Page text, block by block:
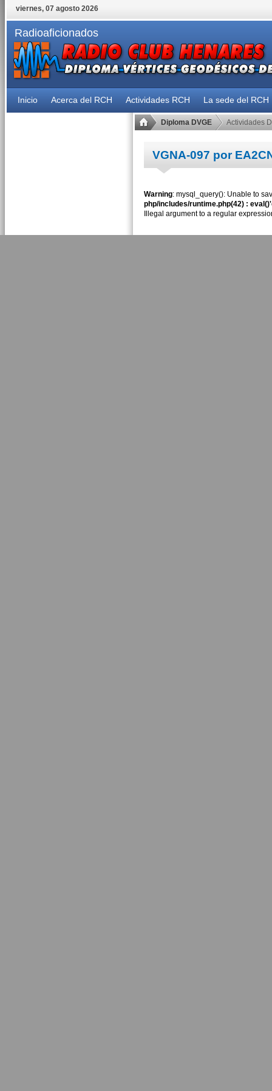
viernes, 07 agosto 2026
Radioaficionados
Inicio Acerca del RCH Actividades RCH La sede del RCH
Diploma DVGE Actividades
VGNA-097 por
Warning: mysql_query(): Unable to
php/includes/runtime.php(42) :
Illegal argument to a regular